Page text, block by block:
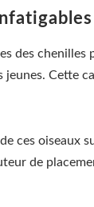
des
jeunes.
ces oiseaux
de